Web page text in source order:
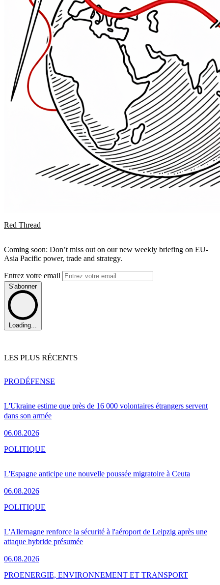
Red Thread
Coming soon: Don’t miss out on our new weekly briefing on EU-
Asia Pacific power, trade and strategy.
Entrez votre email
S'abonner
Loading...
LES PLUS RÉCENTS
L'Ukraine estime que près de 16 000 volontaires étrangers servent
dans son armée
06.08.2026
PRODÉFENSE
L'Espagne anticipe une nouvelle poussée migratoire à Ceuta
06.08.2026
POLITIQUE
L'Allemagne renforce la sécurité à l'aéroport de Leipzig après une
attaque hybride présumée
06.08.2026
POLITIQUE
PROENERGIE, ENVIRONNEMENT ET TRANSPORT